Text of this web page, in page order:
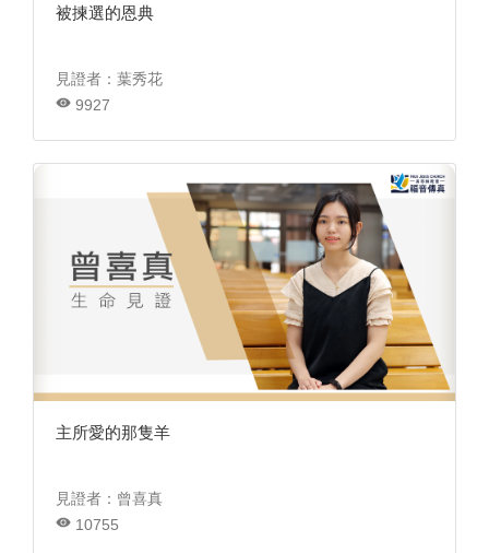
被揀選的恩典
見證者：葉秀花
9927
主所愛的那隻羊
見證者：曾喜真
10755